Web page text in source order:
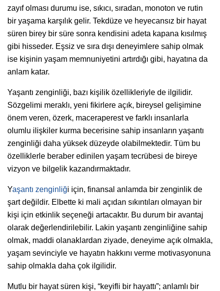
zayıf olması durumu ise, sıkıcı, sıradan, monoton ve rutin
bir yaşama karşılık gelir. Tekdüze ve heyecansız bir hayat
süren birey bir süre sonra kendisini adeta kapana kısılmış
gibi hisseder. Eşsiz ve sıra dışı deneyimlere sahip olmak
ise kişinin yaşam memnuniyetini artırdığı gibi, hayatına da
anlam katar.
Yaşantı zenginliği, bazı kişilik özellikleriyle de ilgilidir.
Sözgelimi meraklı, yeni fikirlere açık, bireysel gelişimine
önem veren, özerk, maceraperest ve farklı insanlarla
olumlu ilişkiler kurma becerisine sahip insanların yaşantı
zenginliği daha yüksek düzeyde olabilmektedir. Tüm bu
özelliklerle beraber edinilen yaşam tecrübesi de bireye
vizyon ve bilgelik kazandırmaktadır.
Yaşantı zenginliği için, finansal anlamda bir zenginlik de
şart değildir. Elbette ki mali açıdan sıkıntıları olmayan bir
kişi için etkinlik seçeneği artacaktır. Bu durum bir avantaj
olarak değerlendirilebilir. Lakin yaşantı zenginliğine sahip
olmak, maddi olanaklardan ziyade, deneyime açık olmakla,
yaşam sevinciyle ve hayatın hakkını verme motivasyonuna
sahip olmakla daha çok ilgilidir.
Mutlu bir hayat süren kişi, “keyifli bir hayattı”; anlamlı bir